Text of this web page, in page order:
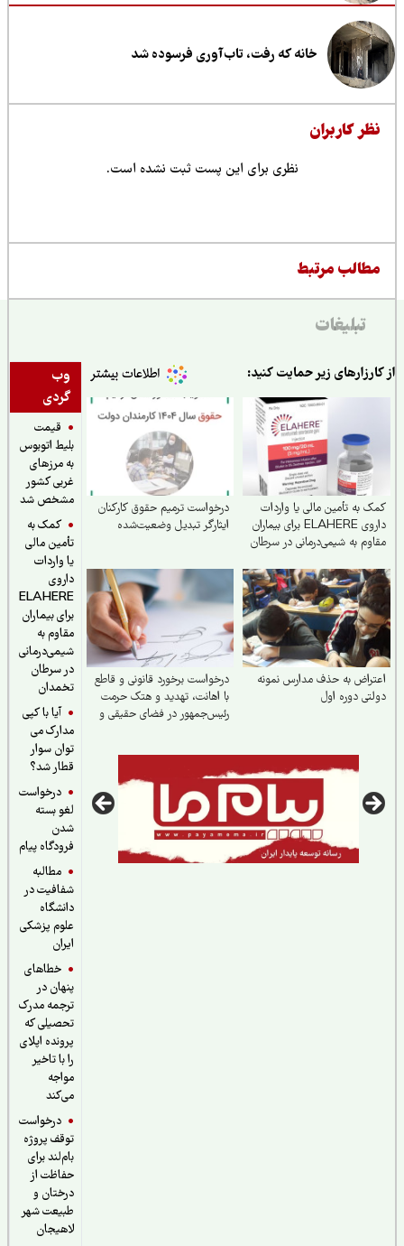
خانه که رفت، تاب‌آوری فرسوده شد
کاربران
نظری برای این پست ثبت نشده است.
مرتبط
تبلیغات
وب
گردی
قیمت
بلیط اتوبوس
به مرزهای
غربی کشور
مشخص شد
کمک به
تأمین مالی
یا واردات
داروی
ELAHERE
برای بیماران
مقاوم به
شیمی‌درمانی
در سرطان
تخمدان
آیا با کپی
مدارک می
توان سوار
قطار شد؟
درخواست
لغو بسته
فرودگاه پیام
مطالبه
شفافیت در
دانشگاه
علوم پزشکی
خطاهای
پنهان در
ترجمه مدرک
تحصیلی که
پرونده اپلای
را با تاخیر
درخواست
توقف پروژه
بام‌لند برای
حفاظت از
درختان و
طبیعت شهر
لاهیجان
زیر حمایت کنید:
به تأمین مالی یا واردات
داروی ELAHERE برای بیماران
به شیمی‌درمانی در سرطان
درخواست ترمیم حقوق کارکنان
ایثارگر تبدیل وضعیت‌شده
به حذف مدارس نمونه
دوره اول
درخواست برخورد قانونی و قاطع
با اهانت، تهدید و هتک حرمت
رئیس‌جمهور در فضای حقیقی و